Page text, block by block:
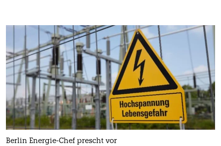
Berlin Energie-Chef prescht vor